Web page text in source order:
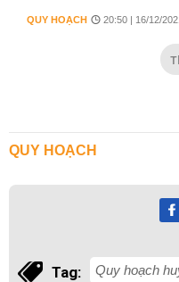
QUY HOẠCH 20:50 | 16/12/
QUY HOẠCH
Tag: Quy hoạch